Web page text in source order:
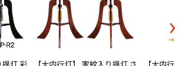
提灯 彩
【大内行灯】 家紋入り提灯 さ
【大内
›